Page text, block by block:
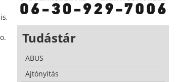
Tudástár
ABUS
Ajtónyitás